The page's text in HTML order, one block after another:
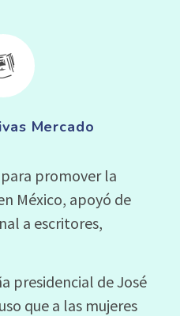
Mercado
promover la
México, apoyó de
a escritores,
presidencial de José
que a las mujeres